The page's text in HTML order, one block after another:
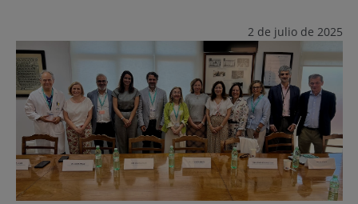
2 de julio de 2025